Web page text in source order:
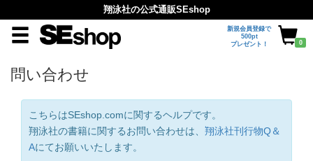
翔泳社の公式通販SEshop
新規会員登録で
500pt
プレゼント！
0
問い合わせ
こちらはSEshop.comに関するヘルプです。
翔泳社の書籍に関するお問い合わせは、 翔泳社刊行物Q＆
Aにてお願いいたします。